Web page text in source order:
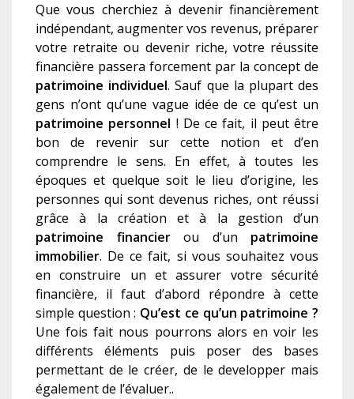
Que vous cherchiez à devenir financièrement
indépendant, augmenter vos revenus, préparer
votre retraite ou devenir riche, votre réussite
financière passera forcement par la concept de
patrimoine individuel. Sauf que la plupart des
gens n’ont qu’une vague idée de ce qu’est un
patrimoine personnel ! De ce fait, il peut être
bon de revenir sur cette notion et d’en
comprendre le sens. En effet, à toutes les
époques et quelque soit le lieu d’origine, les
personnes qui sont devenus riches, ont réussi
grâce à la création et à la gestion d’un
patrimoine financierou d’un patrimoine
immobilier. De ce fait, si vous souhaitez vous
en construire un et assurer votre sécurité
financière, il faut d’abord répondre à cette
simple question : Qu’est ce qu’un patrimoine ?
Une fois fait nous pourrons alors en voir les
différents éléments puis poser des bases
permettant de le créer, de le developper mais
également de l’évaluer..